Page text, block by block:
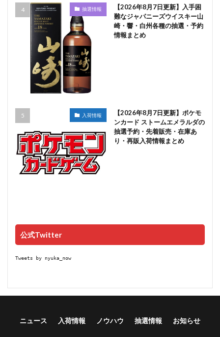
抽選情報
【2026年8月7日更新】入手困
難なジャパニーズウイスキー山
崎・響・白州各種の抽選・予約
情報まとめ
入荷情報
【2026年8月7日更新】ポケモ
ンカード ストームエメラルダの
抽選予約・先着販売・在庫あ
り・再販入荷情報まとめ
公式Twitter
Tweets by nyuka_now
ニュース 入荷情報 ノウハウ 抽選情報 お知らせ